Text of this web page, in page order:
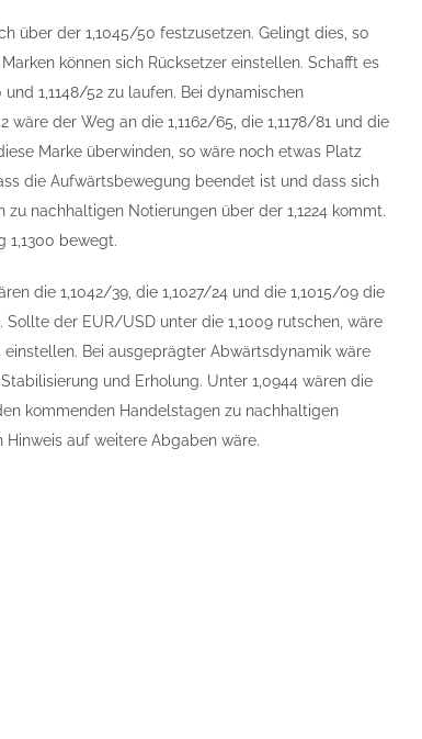
über der 1,1045/50 festzusetzen. Gelingt dies, so
können sich Rücksetzer einstellen. Schafft es
1,1148/52 zu laufen. Bei dynamischen
der Weg an die 1,1162/65, die 1,1178/81 und die
Marke überwinden, so wäre noch etwas Platz
die Aufwärtsbewegung beendet ist und dass sich
nachhaltigen Notierungen über der 1,1224 kommt.
1,1300 bewegt.
die 1,1042/39, die 1,1027/24 und die 1,1015/09 die
der EUR/USD unter die 1,1009 rutschen, wäre
Bei ausgeprägter Abwärtsdynamik wäre
und Erholung. Unter 1,0944 wären die
kommenden Handelstagen zu nachhaltigen
auf weitere Abgaben wäre.